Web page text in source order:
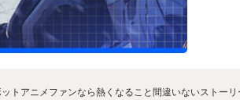
ットアニメファンなら熱くなること間違いないストー